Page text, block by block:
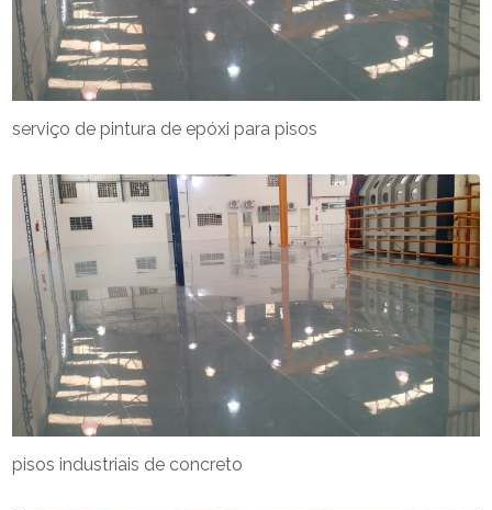
serviço de pintura de epóxi para pisos
pisos industriais de concreto